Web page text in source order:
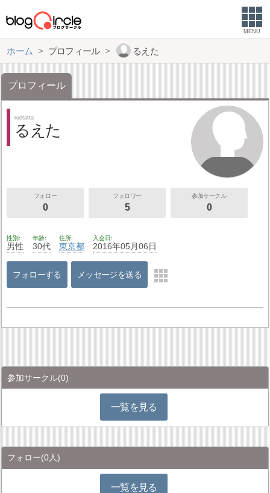
MENU
ホーム プロフィール るえた
プロフィール
ruetatta
るえた
フォロー
0
フォロワー
5
参加サークル
0
性別
男性
年齢
30代
住所
東京都
入会日
2016年05月06日
フォローする メッセージを送る
参加サークル(0)
一覧を見る
フォロー(0人)
一覧を見る